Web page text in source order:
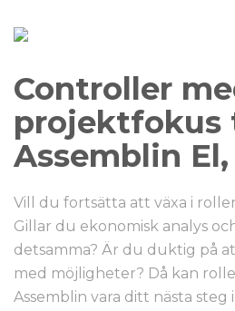
Controller
projektfokus
Assemblin
Vill du fortsätta att växa i
Gillar du ekonomisk analys
detsamma? Är du duktig på
med möjligheter? Då kan
Assemblin vara ditt nästa steg